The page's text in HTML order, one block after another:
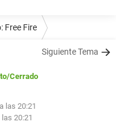
Free Fire
Siguiente Tema
/Cerrado
las 20:21
20:21